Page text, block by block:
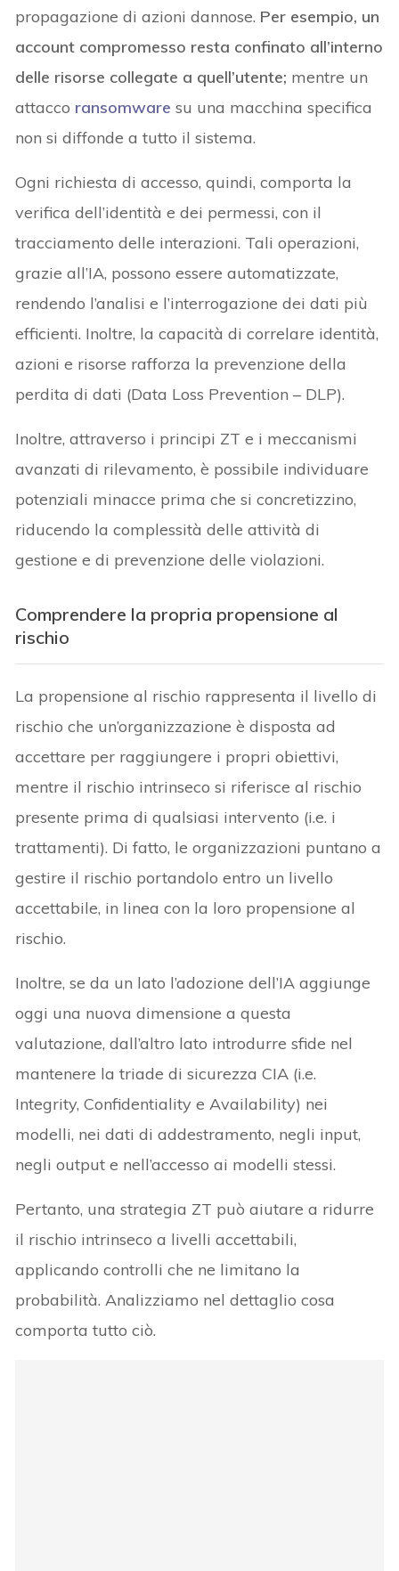
propagazione di azioni dannose. Per esempio, un
account compromesso resta confinato all’interno
delle risorse collegate a quell’utente; mentre un
attacco ransomware su una macchina specifica
non si diffonde a tutto il sistema.
Ogni richiesta di accesso, quindi, comporta la
verifica dell’identità e dei permessi, con il
tracciamento delle interazioni. Tali operazioni,
grazie all’IA, possono essere automatizzate,
rendendo l’analisi e l’interrogazione dei dati più
efficienti. Inoltre, la capacità di correlare identità,
azioni e risorse rafforza la prevenzione della
perdita di dati (Data Loss Prevention – DLP).
Inoltre, attraverso i principi ZT e i meccanismi
avanzati di rilevamento, è possibile individuare
potenziali minacce prima che si concretizzino,
riducendo la complessità delle attività di
gestione e di prevenzione delle violazioni.
Comprendere la propria propensione al
rischio
La propensione al rischio rappresenta il livello di
rischio che un’organizzazione è disposta ad
accettare per raggiungere i propri obiettivi,
mentre il rischio intrinseco si riferisce al rischio
presente prima di qualsiasi intervento (i.e. i
trattamenti). Di fatto, le organizzazioni puntano a
gestire il rischio portandolo entro un livello
accettabile, in linea con la loro propensione al
rischio.
Inoltre, se da un lato l’adozione dell’IA aggiunge
oggi una nuova dimensione a questa
valutazione, dall’altro lato introdurre sfide nel
mantenere la triade di sicurezza CIA (i.e.
Integrity, Confidentiality e Availability) nei
modelli, nei dati di addestramento, negli input,
negli output e nell’accesso ai modelli stessi.
Pertanto, una strategia ZT può aiutare a ridurre
il rischio intrinseco a livelli accettabili,
applicando controlli che ne limitano la
probabilità. Analizziamo nel dettaglio cosa
comporta tutto ciò.